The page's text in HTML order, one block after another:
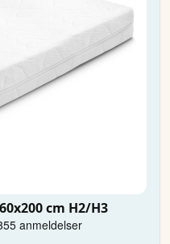
cm H2/H3